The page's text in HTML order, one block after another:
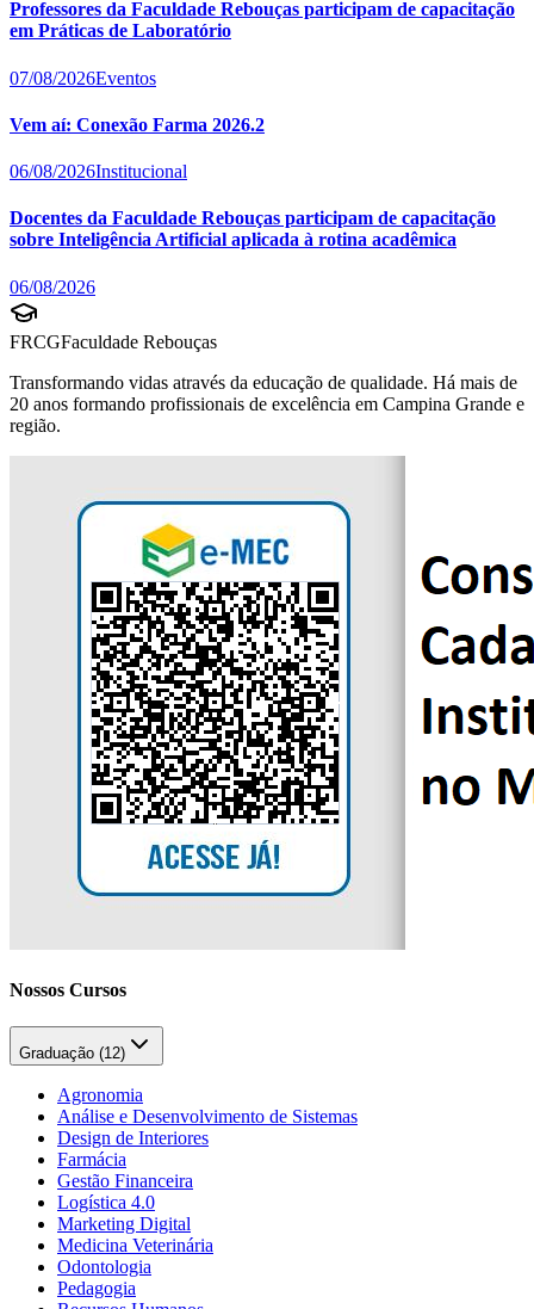
Professores da Faculdade Rebouças participam de capacitação
em Práticas de Laboratório
07/08/2026Eventos
Vem aí: Conexão Farma 2026.2
06/08/2026Institucional
Docentes da Faculdade Rebouças participam de capacitação
sobre Inteligência Artificial aplicada à rotina acadêmica
06/08/2026
FRCGFaculdade Rebouças
Transformando vidas através da educação de qualidade. Há mais de
20 anos formando profissionais de excelência em Campina Grande e
região.
Nossos Cursos
Graduação (12)
Agronomia
Análise e Desenvolvimento de Sistemas
Design de Interiores
Farmácia
Gestão Financeira
Logística 4.0
Marketing Digital
Medicina Veterinária
Odontologia
Pedagogia